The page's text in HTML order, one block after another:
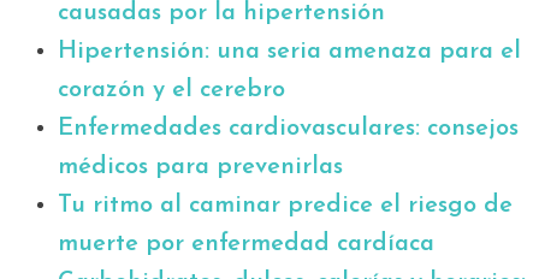
causadas por la hipertensión
Hipertensión: una seria amenaza para el
corazón y el cerebro
Enfermedades cardiovasculares: consejos
médicos para prevenirlas
Tu ritmo al caminar predice el riesgo de
muerte por enfermedad cardíaca